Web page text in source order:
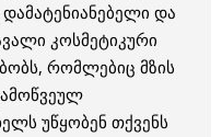
და
კოსმეტიკური
რომლებიც მზის
უწყობენ თქვენს